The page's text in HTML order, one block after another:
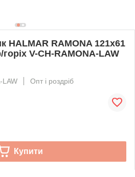
HALMAR RAMONA 121x61
V-CH-RAMONA-LAW
LAW
Опт і роздріб
Купити